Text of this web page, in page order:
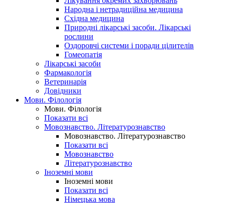
Народна і нетрадиційна медицина
Східна медицина
Природні лікарські засоби. Лікарські
рослини
Оздоровчі системи і поради цілителів
Гомеопатія
Лікарські засоби
Фармакологія
Ветеринарія
Довідники
Мови. Філологія
Мови. Філологія
Показати всі
Мовознавство. Літературознавство
Мовознавство. Літературознавство
Показати всі
Мовознавство
Літературознавство
Іноземні мови
Іноземні мови
Показати всі
Німецька мова